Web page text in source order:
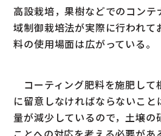
高設栽培，果樹などでのコンテ
域制御栽培法が実際に行われて
料の使用場面は広がっている。
コーティング肥料を施肥して
に留意しなければならないこ
量が減少しているので，土壌の